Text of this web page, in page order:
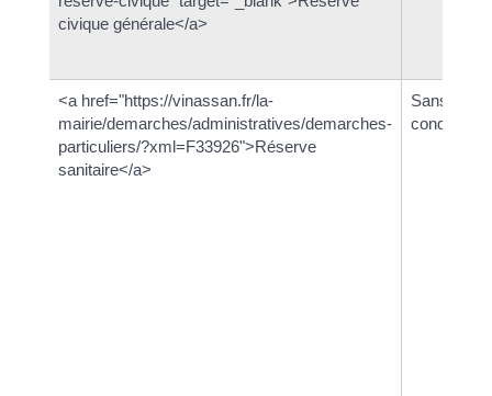
civique générale</a>
<a href="https://vinassan.fr/la-
mairie/demarches/administratives/demarches-
particuliers/?xml=F33926">Réserve
sanitaire</a>
Sans
condition